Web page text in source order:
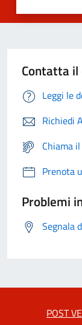
Contatta il
Leggi le
Richiedi
Chiama
Prenota
Problemi
Segnala
POST